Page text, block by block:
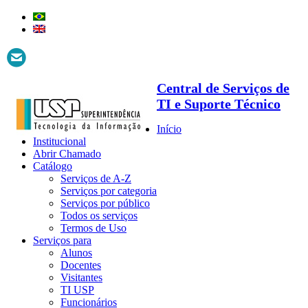
Central de Serviços de
TI e Suporte Técnico
Início
Institucional
Abrir Chamado
Catálogo
Serviços de A-Z
Serviços por categoria
Serviços por público
Todos os serviços
Termos de Uso
Serviços para
Alunos
Docentes
Visitantes
TI USP
Funcionários